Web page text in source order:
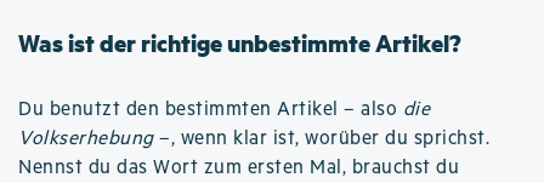
Was ist der richtige unbestimmte Artikel?
Du benutzt den bestimmten Artikel – also die
Volkserhebung–, wenn klar ist, worüber du sprichst.
Nennst du das Wort zum ersten Mal, brauchst du